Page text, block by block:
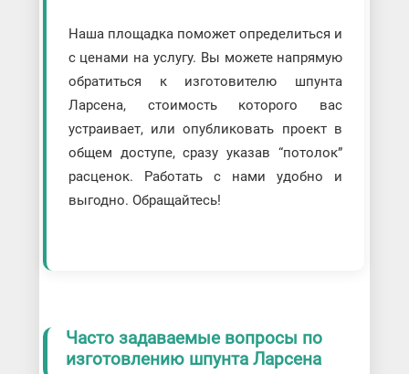
Наша площадка поможет определиться и
с ценами на услугу. Вы можете напрямую
обратиться к изготовителю шпунта
Ларсена, стоимость которого вас
устраивает, или опубликовать проект в
общем доступе, сразу указав “потолок”
расценок. Работать с нами удобно и
выгодно. Обращайтесь!
Часто задаваемые вопросы по
изготовлению шпунта Ларсена